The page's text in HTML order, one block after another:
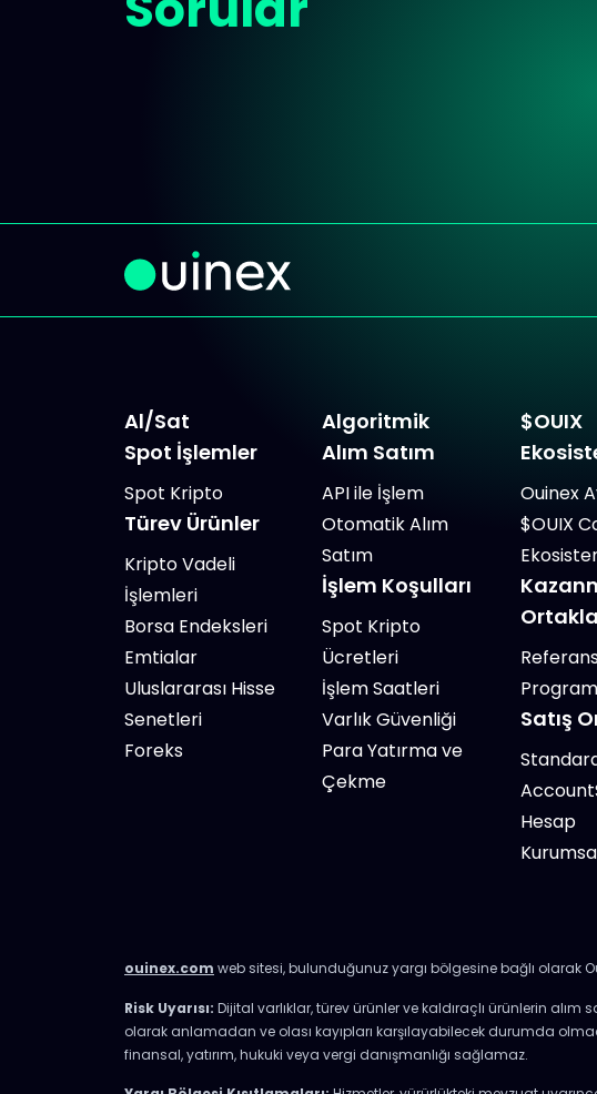
Al/Sat
Spot İşlemler
Spot Kripto
Türev Ürünler
Kripto Vadeli
İşlemleri
Borsa Endeksleri
Emtialar
Uluslararası Hisse
Senetleri
Foreks
Algoritmik
Alım Satım
API ile İşlem
Otomatik Alım
Satım
İşlem Koşulları
Spot Kripto
Ücretleri
İşlem Saatleri
Varlık Güvenliği
Para Yatırma ve
Çekme
$OUIX
Ouinex
$OUIX
Satış
Hesap
ouinex.com web sitesi, bulunduğunuz yargı bölgesine bağlı olarak
Risk Uyarısı: Dijital varlıklar, türev ürünler ve kaldıraçlı ürünlerin
olarak anlamadan ve olası kayıpları karşılayabilecek durumda
finansal, yatırım, hukuki veya vergi danışmanlığı sağlamaz.